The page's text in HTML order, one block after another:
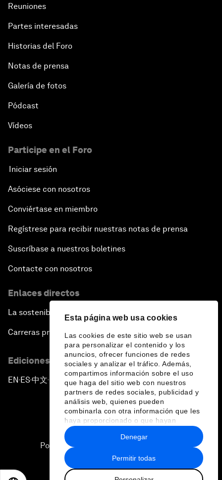
Esta página web usa cookies
Las cookies de este sitio web se usan
para personalizar el contenido y los
anuncios, ofrecer funciones de redes
sociales y analizar el tráfico. Además,
compartimos información sobre el uso
que haga del sitio web con nuestros
partners de redes sociales, publicidad y
análisis web, quienes pueden
combinarla con otra información que les
haya proporcionado o que hayan
recopilado a partir del uso que haya
hecho de sus servicios.
Permitir todas
Denegar
Reuniones
Partes interesadas
Historias del Foro
Notas de prensa
Galería de fotos
Pódcast
Vídeos
Participe en el Foro
Iniciar sesión
Asóciese con nosotros
Conviértase en miembro
Regístrese para recibir nuestras notas de prensa
Suscríbase a nuestros boletines
Contacte con nosotros
Enlaces directos
La sostenibilidad en el Foro
Carreras profesionales
Ediciones en otros idiomas
EN ▪ES▪中文▪ 日本語
Política de privacidad y normas de uso
Sitemap